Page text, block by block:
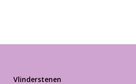
Vlinderstenen